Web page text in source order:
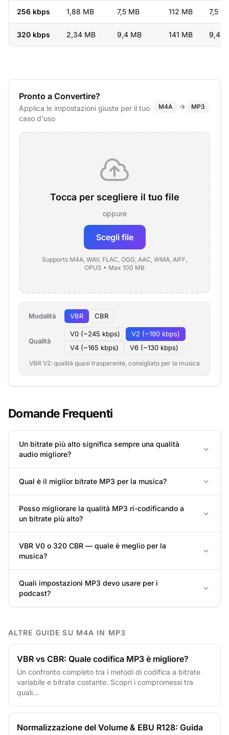
256 kbps 1,88 MB 7,5 MB 112 MB 7,5
320 kbps 2,34 MB 9,4 MB 141 MB 9,4
Pronto a Convertire?
Applica le impostazioni giuste per il tuo
caso d'uso
M4A MP3
Tocca per scegliere il tuo file
oppure
Scegli file
Supports M4A, WAV, FLAC, OGG, AAC, WMA, AIFF,
OPUS • Max 100 MB
Modalità VBR CBR
Qualità
V0 (~245 kbps)
V2 (~190 kbps)
V4 (~165 kbps)
V6 (~130 kbps)
VBR V2: qualità quasi trasparente, consigliato per la musica
Domande Frequenti
Un bitrate più alto significa sempre una qualità
audio migliore?
Qual è il miglior bitrate MP3 per la musica?
Posso migliorare la qualità MP3 ri-codificando a
un bitrate più alto?
VBR V0 o 320 CBR — quale è meglio per la
musica?
Quali impostazioni MP3 devo usare per i
podcast?
ALTRE GUIDE SU M4A IN MP3
VBR vs CBR: Quale codifica MP3 è migliore?
Un confronto completo tra i metodi di codifica a bitrate
variabile e bitrate costante. Scopri i compromessi tra
quali...
Normalizzazione del Volume & EBU R128: Guida